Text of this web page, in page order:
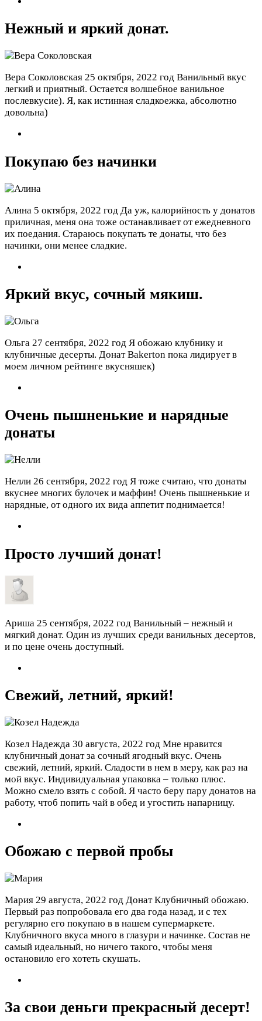
Нежный и яркий донат.
Вера Соколовская 25 октября, 2022 год Ванильный вкус
легкий и приятный. Остается волшебное ванильное
послевкусие). Я, как истинная сладкоежка, абсолютно
довольна)
Покупаю без начинки
Алина 5 октября, 2022 год Да уж, калорийность у донатов
приличная, меня она тоже останавливает от ежедневного
их поедания. Стараюсь покупать те донаты, что без
начинки, они менее сладкие.
Яркий вкус, сочный мякиш.
Ольга 27 сентября, 2022 год Я обожаю клубнику и
клубничные десерты. Донат Bakerton пока лидирует в
моем личном рейтинге вкусняшек)
Очень пышненькие и нарядные
донаты
Нелли 26 сентября, 2022 год Я тоже считаю, что донаты
вкуснее многих булочек и маффин! Очень пышненькие и
нарядные, от одного их вида аппетит поднимается!
Просто лучший донат!
Ариша 25 сентября, 2022 год Ванильный – нежный и
мягкий донат. Один из лучших среди ванильных десертов,
и по цене очень доступный.
Cвежий, летний, яркий!
Козел Надежда 30 августа, 2022 год Мне нравится
клубничный донат за сочный ягодный вкус. Очень
свежий, летний, яркий. Сладости в нем в меру, как раз на
мой вкус. Индивидуальная упаковка – только плюс.
Можно смело взять с собой. Я часто беру пару донатов на
работу, чтоб попить чай в обед и угостить напарницу.
Обожаю с первой пробы
Мария 29 августа, 2022 год Донат Клубничный обожаю.
Первый раз попробовала его два года назад, и с тех
регулярно его покупаю в в нашем супермаркете.
Клубничного вкуса много в глазури и начинке. Состав не
самый идеальный, но ничего такого, чтобы меня
остановило его хотеть скушать.
За свои деньги прекрасный десерт!